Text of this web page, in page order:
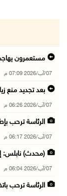
مستعمرون
07/آب/2026 07:09 م
بعد تجديد منع
07/آب/2026 06:26 م
الرئاسة ترحب
07/آب/2026 06:17 م
(محدث) نابلس:
07/آب/2026 06:04 م
الرئاسة ترحب